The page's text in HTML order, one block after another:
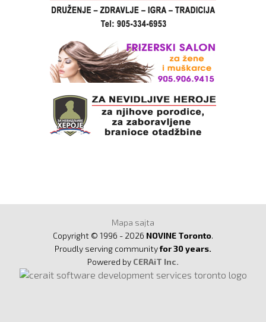
Mapa sajta
Copyright © 1996 - 2026 NOVINE Toronto.
Proudly serving communityfor 30 years.
Powered by CERAiT Inc.